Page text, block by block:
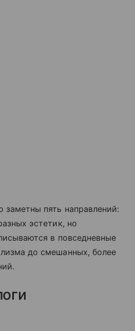
заметны пять направлений:
эстетик, но
в повседневные
до смешанных, более